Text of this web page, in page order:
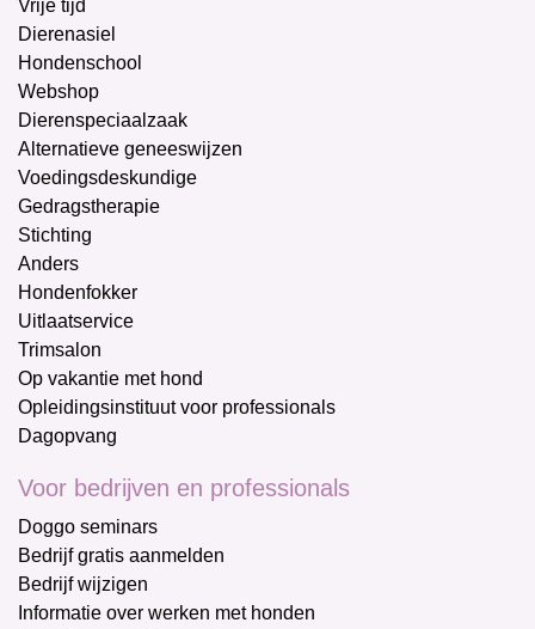
Vrije tijd
Dierenasiel
Hondenschool
Webshop
Dierenspeciaalzaak
Alternatieve geneeswijzen
Voedingsdeskundige
Gedragstherapie
Stichting
Anders
Hondenfokker
Uitlaatservice
Trimsalon
Op vakantie met hond
Opleidingsinstituut voor professionals
Dagopvang
Voor bedrijven en professionals
Doggo seminars
Bedrijf gratis aanmelden
Bedrijf wijzigen
Informatie over werken met honden